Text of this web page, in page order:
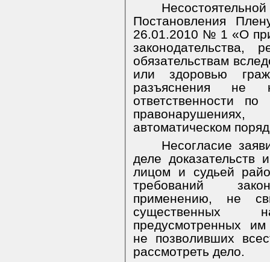
Постановления
26.01.2010 № 1 «О
законодательства,
обязательствам
или здоровью
разъяснения не
ответственности
автоматическом
Несогласие
деле доказательств
лицом и судьей
требований
применению, не
предусмотренных
не позволивших
рассмотреть дело.